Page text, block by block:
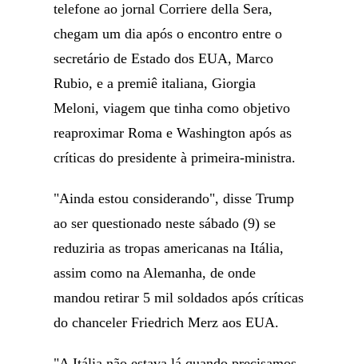
telefone ao jornal Corriere della Sera,
chegam um dia após o encontro entre o
secretário de Estado dos EUA, Marco
Rubio, e a premiê italiana, Giorgia
Meloni, viagem que tinha como objetivo
reaproximar Roma e Washington após as
críticas do presidente à primeira-ministra.
"Ainda estou considerando", disse Trump
ao ser questionado neste sábado (9) se
reduziria as tropas americanas na Itália,
assim como na Alemanha, de onde
mandou retirar 5 mil soldados após críticas
do chanceler Friedrich Merz aos EUA.